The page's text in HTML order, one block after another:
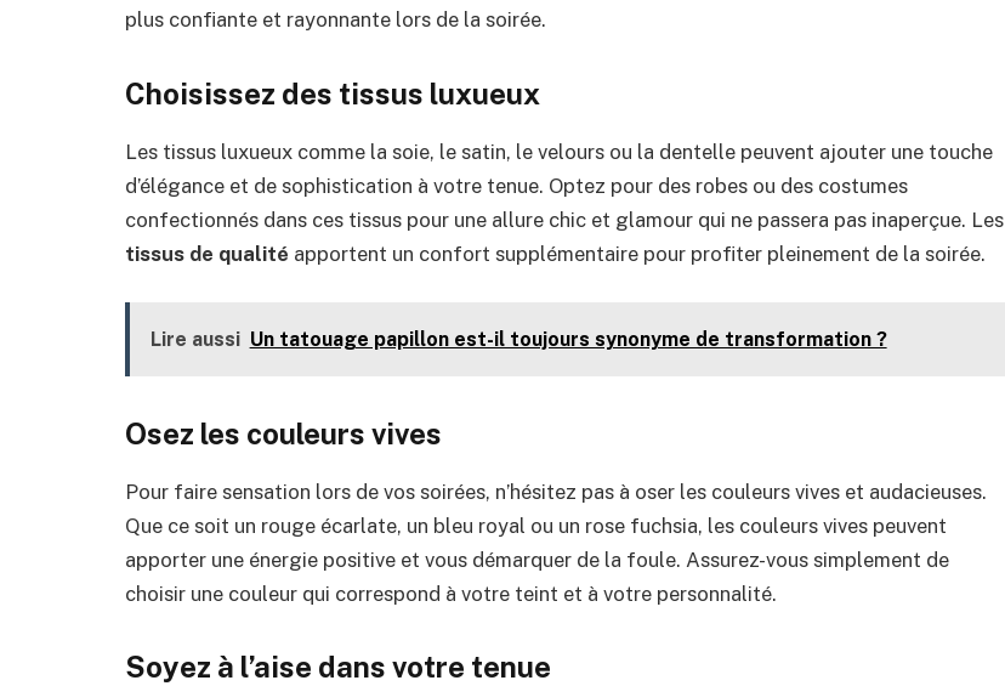
plus confiante et rayonnante lors de la soirée.
Choisissez des tissus luxueux
Les tissus luxueux comme la soie, le satin, le velours ou la dentelle peuvent ajouter une touche
d’élégance et de sophistication à votre tenue. Optez pour des robes ou des costumes
confectionnés dans ces tissus pour une allure chic et glamour qui ne passera pas inaperçue. Les
tissus de qualité apportent un confort supplémentaire pour profiter pleinement de la soirée.
Lire aussi Un tatouage papillon est-il toujours synonyme de transformation ?
Osez les couleurs vives
Pour faire sensation lors de vos soirées, n’hésitez pas à oser les couleurs vives et audacieuses.
Que ce soit un rouge écarlate, un bleu royal ou un rose fuchsia, les couleurs vives peuvent
apporter une énergie positive et vous démarquer de la foule. Assurez-vous simplement de
choisir une couleur qui correspond à votre teint et à votre personnalité.
Soyez à l’aise dans votre tenue